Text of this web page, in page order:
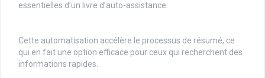
essentielles d’un livre d’auto-assistance.
Cette automatisation accélère le processus de résumé, ce
qui en fait une option efficace pour ceux qui recherchent des
informations rapides.